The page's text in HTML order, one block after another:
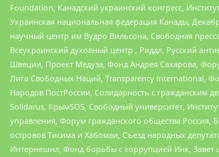
Foundation, Канадский украинский конгресс,
Украинская национальная федерация Канады,
научный центр им Вудро Вильсона, Свободная
Всеукраинский духовный центр , Риддл, Русский
Швеции, Проект Медуза, Фонд Андрея Сахарова,
Лига Свободных Наций, Transparеncy International,
Народов ПостРоссии, Солидарность с гражданским
Solidarus, КрымSOS, Свободный университет,
управления, Форум гражданского общества Россия,
островов Тисима и Хабомаи, Съезд народных
Интернешнл, Фонд борьбы с коррупцией Инк, Завет